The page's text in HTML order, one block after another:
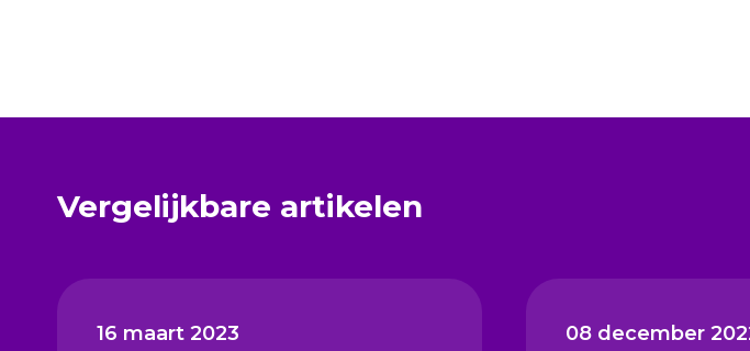
Vergelijkbare artikelen
16 maart 2023 08 december